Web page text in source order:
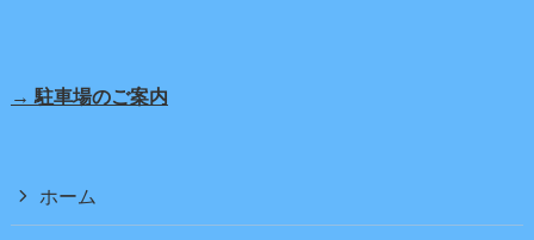
→ 駐車場のご案内
ホーム